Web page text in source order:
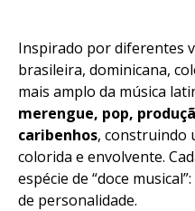
Inspirado por diferentes
brasileira, dominicana,
mais amplo da música
merengue, pop,
caribenhos, construindo
colorida e envolvente.
espécie de “doce
de personalidade.